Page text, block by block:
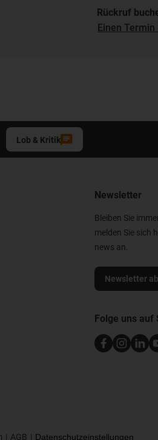
Rückruf
Einen
Lob & Kritik
Newsletter
Bleiben Sie
melden Sie sich
news an.
Newsletter
Folge uns auf
AGB Datenschutzeinstellungen